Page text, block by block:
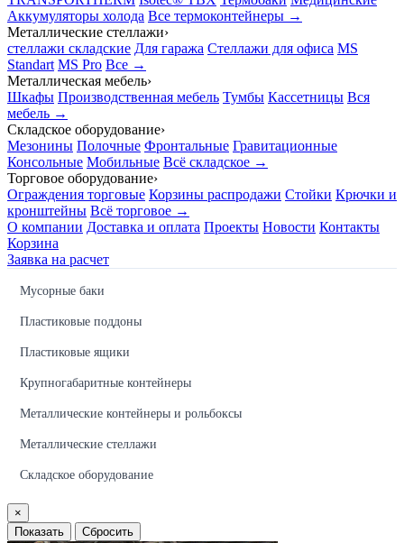
Аккумуляторы холода Все термоконтейнеры →
Металлические стеллажи›
стеллажи складские Для гаража Стеллажи для офиса MS
Standart MS Pro Все →
Металлическая мебель›
Шкафы Производственная мебель Тумбы Кассетницы Вся
мебель →
Складское оборудование›
Мезонины Полочные Фронтальные Гравитационные
Консольные Мобильные Всё складское →
Торговое оборудование›
Ограждения торговые Корзины распродажи Стойки Крючки и
кронштейны Всё торговое →
О компании Доставка и оплата Проекты Новости Контакты
Корзина
Заявка на расчет
Мусорные баки
Пластиковые поддоны
Пластиковые ящики
Крупногабаритные контейнеры
Металлические контейнеры и рольбоксы
Металлические стеллажи
Складское оборудование
×
Показать
Сбросить